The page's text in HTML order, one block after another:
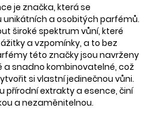
je značka, která se
unikátních a osobitých parfémů.
široké spektrum vůní, které
a vzpomínky, a to bez
této značky jsou navrženy
a snadno kombinovatelné, což
si vlastní jedinečnou vůni.
přírodní extrakty a esence, činí
a nezaměnitelnou.